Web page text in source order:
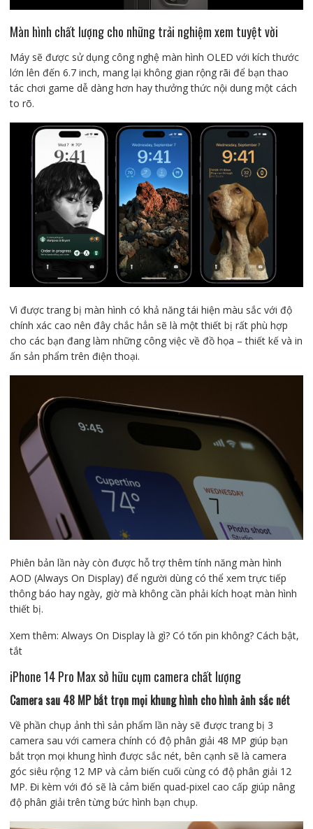
Màn hình chất lượng cho những trải nghiệm xem tuyệt vời
Máy sẽ được sử dụng công nghệ màn hình OLED với kích thước
lớn lên đến 6.7 inch, mang lại không gian rộng rãi để bạn thao
tác chơi game dễ dàng hơn hay thưởng thức nội dung một cách
to rõ.
Vì được trang bị màn hình có khả năng tái hiện màu sắc với độ
chính xác cao nên đây chắc hẳn sẽ là một thiết bị rất phù hợp
cho các bạn đang làm những công việc về đồ họa – thiết kế và in
ấn sản phẩm trên điện thoại.
Phiên bản lần này còn được hỗ trợ thêm tính năng màn hình
AOD (Always On Display) để người dùng có thể xem trực tiếp
thông báo hay ngày, giờ mà không cần phải kích hoạt màn hình
thiết bị.
Xem thêm: Always On Display là gì? Có tốn pin không? Cách bật,
tắt
iPhone 14 Pro Max sở hữu cụm camera chất lượng
Camera sau 48 MP bắt trọn mọi khung hình cho hình ảnh sắc nét
Về phần chụp ảnh thì sản phẩm lần này sẽ được trang bị 3
camera sau với camera chính có độ phân giải 48 MP giúp bạn
bắt trọn mọi khung hình được sắc nét, bên cạnh sẽ là camera
góc siêu rộng 12 MP và cảm biến cuối cùng có độ phân giải 12
MP. Đi kèm với đó sẽ là cảm biến quad-pixel cao cấp giúp nâng
độ phân giải trên từng bức hình bạn chụp.